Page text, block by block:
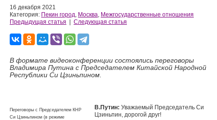
16 декабря 2021
Категория: Пекин город, Москва, Межгосударственные отношения
Предыдущая статья
Следующая статья
В формате видеоконференции состоялись переговоры
Владимира Путина с Председателем Китайской Народной
Республики Си Цзиньпином.
Переговоры с Председателем КНР
Си Цзиньпином (в режиме
В.Путин: Уважаемый Председатель Си
Цзиньпин, дорогой друг!